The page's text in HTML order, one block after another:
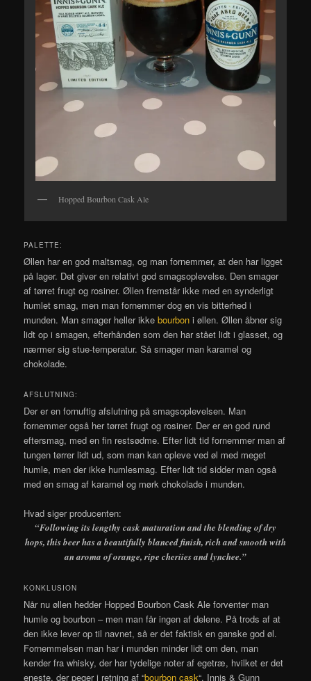
Hopped Bourbon Cask Ale
PALETTE:
Øllen har en god maltsmag, og man fornemmer, at den har ligget
på lager. Det giver en relativt god smagsoplevelse. Den smager
af tørret frugt og rosiner. Øllen fremstår ikke med en synderligt
humlet smag, men man fornemmer dog en vis bitterhed i
munden. Man smager heller ikkebourbon i øllen. Øllen åbner sig
lidt op i smagen, efterhånden som den har stået lidt i glasset, og
nærmer sig stue-temperatur. Så smager man karamel og
chokolade.
AFSLUTNING:
Der er en fornuftig afslutning på smagsoplevelsen. Man
fornemmer også her tørret frugt og rosiner. Der er en god rund
eftersmag, med en fin restsødme. Efter lidt tid fornemmer man af
tungen tørrer lidt ud, som man kan opleve ved øl med meget
humle, men der ikke humlesmag. Efter lidt tid sidder man også
med en smag af karamel og mørk chokolade i munden.
Hvad siger producenten:
“Following its lengthy cask maturation and the blending of dry
hops, this beer has a beautifully blanced finish, rich and smooth with
an aroma of orange, ripe cheriies and lynchee.”
KONKLUSION
Når nu øllen hedder Hopped Bourbon Cask Ale forventer man
humle og bourbon – men man får ingen af delene. På trods af at
den ikke lever op til navnet, så er det faktisk en ganske god øl.
Fornemmelsen man har i munden minder lidt om den, man
kender fra whisky, der har tydelige noter af egetræ, hvilket er det
eneste, der peger i retning af “bourbon cask“. Innis & Gunn